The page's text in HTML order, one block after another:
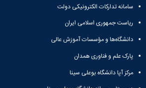
سامانه تدارکات الکترونیکی دولت
ریاست جمهوری اسلامی ایران
دانشگاه‌ها و مؤسسات آموزش عالی
پارک علم و فناوری همدان
مرکز آپا دانشگاه بوعلی سینا